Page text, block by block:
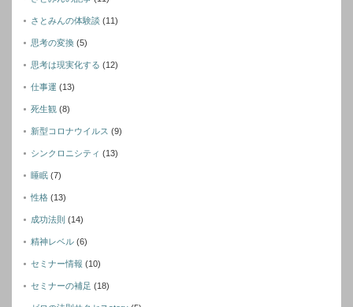
さとみんの体験談 (11)
思考の変換 (5)
思考は現実化する (12)
仕事運 (13)
死生観 (8)
新型コロナウイルス (9)
シンクロニシティ (13)
睡眠 (7)
性格 (13)
成功法則 (14)
精神レベル (6)
セミナー情報 (10)
セミナーの補足 (18)